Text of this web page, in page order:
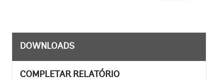
DOWNLOADS
COMPLETAR RELATÓRIO